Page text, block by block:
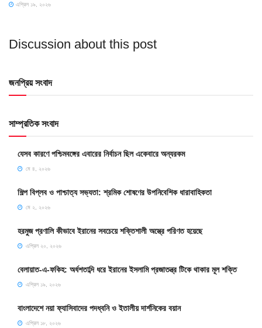
এপ্রিল ১৯, ২০২৬
Discussion about this post
জনপ্রিয় সংবাদ
সাম্প্রতিক সংবাদ
যেসব কারণে পশ্চিমবঙ্গের এবারের নির্বাচন ছিল একেবারে অন্যরকম
মে ৪, ২০২৬
শিল্প বিপ্লব ও পাশ্চাত্য সভ্যতা: শ্রমিক শোষণের উপনিবেশিক ধারাবাহিকতা
মে ২, ২০২৬
হরমুজ প্রণালি কীভাবে ইরানের সবচেয়ে শক্তিশালী অস্ত্রে পরিণত হয়েছে
এপ্রিল ২০, ২০২৬
বেলায়াত-এ-ফকিহ: অর্ধশতাব্দি ধরে ইরানের ইসলামি প্রজাতন্ত্র টিকে থাকার মূল শক্তি
এপ্রিল ১৯, ২০২৬
বাংলাদেশে নয়া ফ্যাসিবাদের পদধ্বনি ও ইতালীয় দার্শনিকের বয়ান
এপ্রিল ১৮, ২০২৬